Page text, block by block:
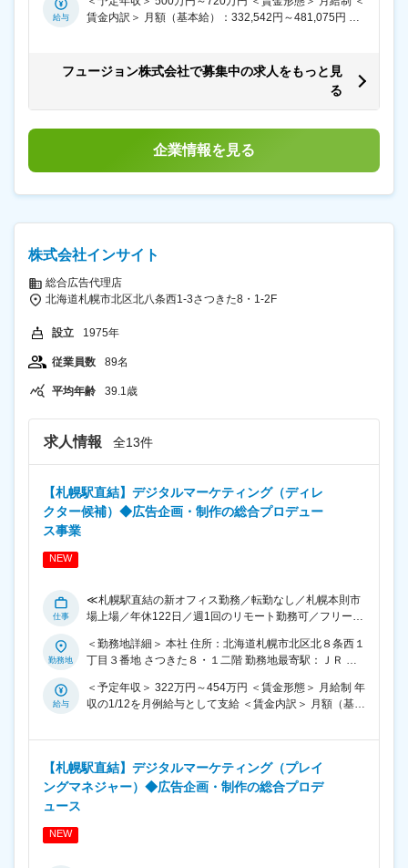
リッドワークを導入し、働きがい、働きやすさを追求し
画、DMやWEBサイトなどの販売促進ツールの制作まで
ワンストップでサービスを提供しています。大手・有名
クライアントに対して多様な業務に挑戦できます。 ■事
析、クリエイティブ、テクノロジー、マーケティングオ
ペレーションまで顧客マーケティングに関わるあらゆる
援とともに、クライアント事業のサービス運営にも伴走
範囲：会社の定める業務
◎】 ■ポジション概要： PM候補として、既存・新規クラ
容： ・予算達成のための営業計画の作成 ・案件獲得のた
めの戦略作成、および実行 ・担当するクライアント企業
の課題のヒアリング ・社内、社外プロジェクトメンバー
との情報共有 ・課題解決となる手段（プロモーション、
分析、システム等）のプランニング、企画立案 ・見積、
スケジュール作成 ・提案～クロージング ・契約書の締結
手続き ・案件の進捗管理 ・検収～請求処理、売上管理 ■
キャリアパス・案件について： あなたの経験や強みを活
かした案件からチャレンジ可能です。 将来的にはマネジ
をご用意しています。 ※月1回の面談で相談しながら決
会社が目指すのは、「対話があり、互いに想い合い、人
間味がある社会を創る」ことです。そのために、デー
タ・テクノロジ・クリエイティブを融合（＝フュージョ
ン）し、意味のある顧客体験を生み出していきます。 ア
いコミュニケーションによりCRM領域の課題、ひいては
企業課題を引き出し、その課題解決によって価値を提供
と： ・クライアントと長期的なパートナーシップを築
模索し続けます。 ・自分たちの関わった仕事が“マーケ
ティング課題解決にどれくらい効果的だったか”をクライ
が多く提案力や企画力を磨けます。 ・多様な業種／業界
（メーカー、小売、教育、BtoB）での経験が積めます。
変更の範囲：会社の定める業務
り 変更の範囲：会社の定める事業所（リモートワーク含
む）
賃金内訳＞ 月額（基本給）：332,542円～481,075円 そ
外労働の残業手当は追加支給 ＜月給＞ 416,667円～
与：業績によって支給あり（年1回） ■年収例：600万円
／アカウントプランナー／30代（月給40万円＋手当＋賞
めた表記です。
フュージョン株式会社で募集中の求人をもっと見
る
企業情報を見る
株式会社インサイト
総合広告代理店
北海道札幌市北区北八条西1-3さつきた8・1-2F
設立 1975年
従業員数 89名
平均年齢 39.1歳
求人情報 全13件
【札幌駅直結】デジタルマーケティング（ディレ
クター候補）◆広告企画・制作の総合プロデュー
ス事業
NEW
≪札幌駅直結の新オフィス勤務／転勤なし／札幌本則市
場上場／年休122日／週1回のリモート勤務可／フリーア
指す≫ ■募集背景 同社は北海道での広告・デジタルマー
ケティング領域におけるNo.1企業を目指しており、事業
拡大に伴い、デジタルビジネス部の強化を図るために新
たな人材を募集しています。特にデジタル広告やSNS、
ニングを担当し、マーケットリサーチやKPI設計、ター
ゲットペルソナ設計などを通じて、広告効果の最大化を
図ります。さらに、クリエイティブ検証のPDCAモデル
＜勤務地詳細＞ 本社 住所：北海道札幌市北区北８条西１
丁目３番地 さつきた８・１二階 勤務地最寄駅：ＪＲ ・
の範囲：会社の定める事業所（リモートワーク含む）
＜予定年収＞ 322万円～454万円 ＜賃金形態＞ 月給制 年
収の1/12を月例給与として支給 ＜賃金内訳＞ 月額（基本
93,917円～132,417円 ＜月給＞ 268,333円～378,333円
にはみなし労働時間（9時間）と所定労働時間（8時間）
の差から生じる所定時間外労働、深夜労働（割り増し分
【札幌駅直結】デジタルマーケティング（プレイ
ングマネジャー）◆広告企画・制作の総合プロデ
ュース
NEW